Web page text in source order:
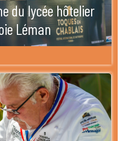
du lycée hôtelier
Léman